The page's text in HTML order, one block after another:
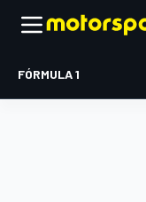
FÓRMULA 1